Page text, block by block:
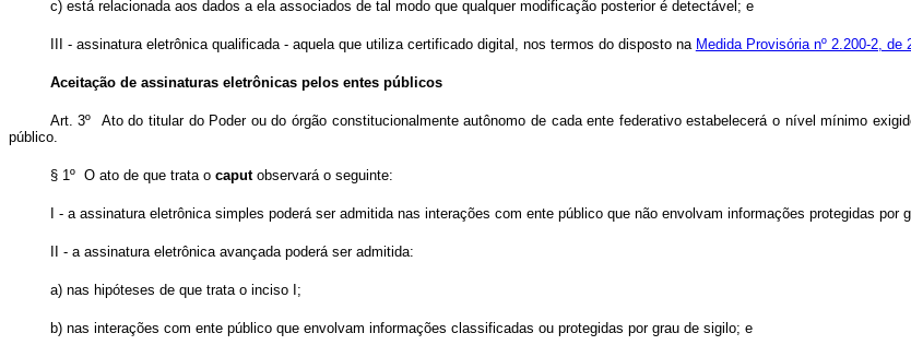
c) está relacionada aos dados a ela associados de tal modo que qualquer modificação posterior é detectável; e
III - assinatura eletrônica qualificada - aquela que utiliza certificado digital, nos termos do disposto na Medida Provisória nº 2.200-2, de
Aceitação de assinaturas eletrônicas pelos entes públicos
Art. 3º Ato do titular do Poder ou do órgão constitucionalmente autônomo de cada ente federativo estabelecerá o nível mínimo
público.
§ 1º O ato de que trata o caput observará o seguinte:
I - a assinatura eletrônica simples poderá ser admitida nas interações com ente público que não envolvam informações protegidas por
II - a assinatura eletrônica avançada poderá ser admitida:
a) nas hipóteses de que trata o inciso I;
b) nas interações com ente público que envolvam informações classificadas ou protegidas por grau de sigilo; e